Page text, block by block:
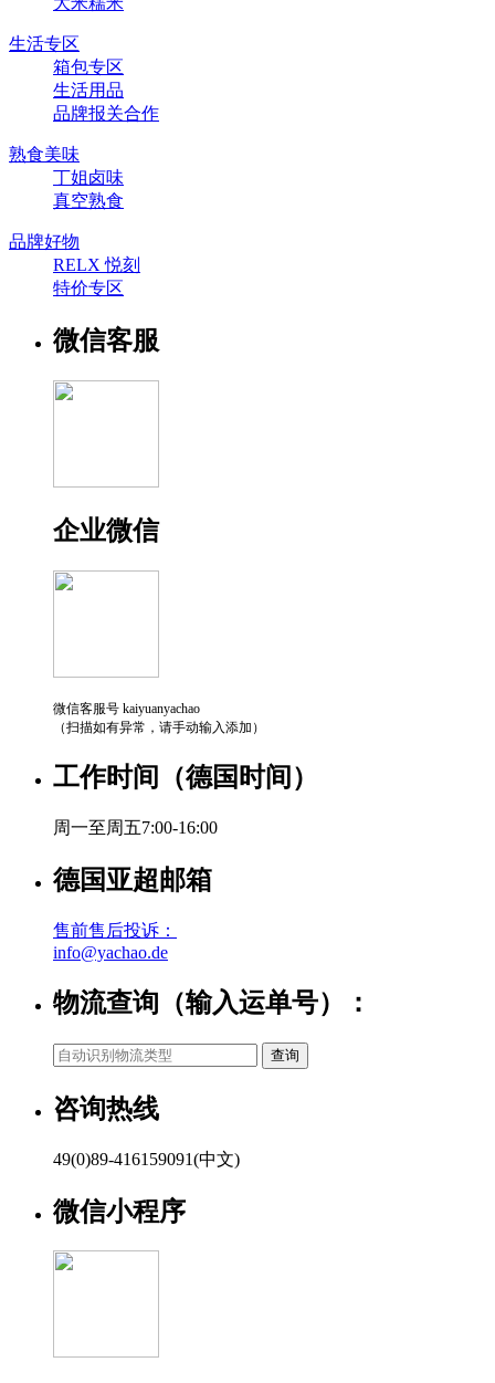
生活专区
箱包专区
生活用品
品牌报关合作
熟食美味
丁姐卤味
真空熟食
品牌好物
RELX 悦刻
特价专区
微信客服
企业微信
微信客服号 kaiyuanyachao
（扫描如有异常，请手动输入添加）
工作时间（德国时间）
周一至周五7:00-16:00
德国亚超邮箱
售前售后投诉：
info@yachao.de
物流查询（输入运单号）：
咨询热线
49(0)89-416159091(中文)
微信小程序